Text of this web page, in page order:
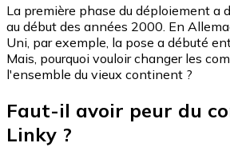
La première phase du déploiement a
au début des années 2000. En
Uni, par exemple, la pose a débuté
Mais, pourquoi vouloir changer les
l'ensemble du vieux continent ?
Faut-il avoir peur du
Linky ?